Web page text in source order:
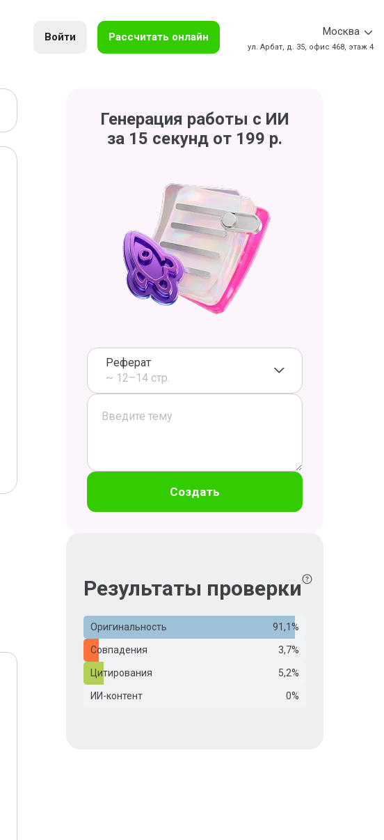
Войти Рассчитать онлайн Москва
ул. Арбат, д. 35, офис 468, этаж 4
Генерация работы с ИИ
за 15 секунд от 199 р.
Реферат
~ 12–14 стр.
Создать
Результаты проверки
Оригинальность 91,1%
Совпадения 3,7%
Цитирования 5,2%
ИИ-контент 0%